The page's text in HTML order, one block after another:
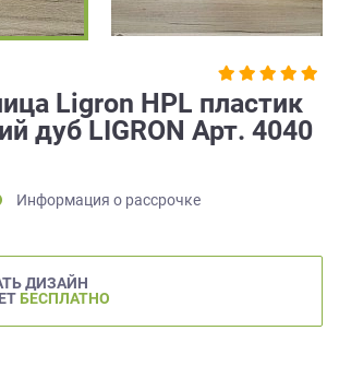
Ligron HPL пластик
дуб LIGRON Арт. 4040
Информация о рассрочке
ДИЗАЙН
БЕСПЛАТНО